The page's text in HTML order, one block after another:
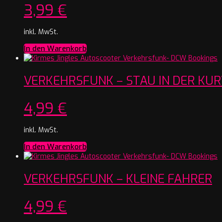
3,99 €
inkl. MwSt.
In den Warenkorb
VERKEHRSFUNK – STAU IN DER
4,99 €
inkl. MwSt.
In den Warenkorb
VERKEHRSFUNK – KLEINE FAHRER
4,99 €